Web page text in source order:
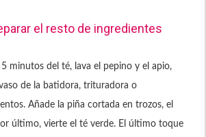
el resto de ingredientes
minutos del té, lava el pepino y el apio,
de la batidora, trituradora o
Añade la piña cortada en trozos, el
último, vierte el té verde. El último toque